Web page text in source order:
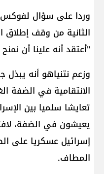
وردا على سؤال لفوكس
الثانية من وقف إطلاق
"أعتقد أنه علينا أن
وزعم نتنياهو أنه
الانتقامية في الضفة
تعايشا سلميا بين
يعيشون في الضفة،
إسرائيل عسكريا على
المطاف.